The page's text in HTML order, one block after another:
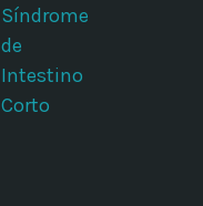
Síndrome
de
Intestino
Corto